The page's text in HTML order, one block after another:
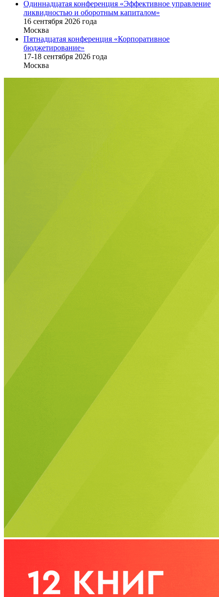
Одиннадцатая конференция «Эффективное управление
ликвидностью и оборотным капиталом»
16 cентября 2026 года
Москва
Пятнадцатая конференция «Корпоративное
бюджетирование»
17-18 сентября 2026 года
Москва